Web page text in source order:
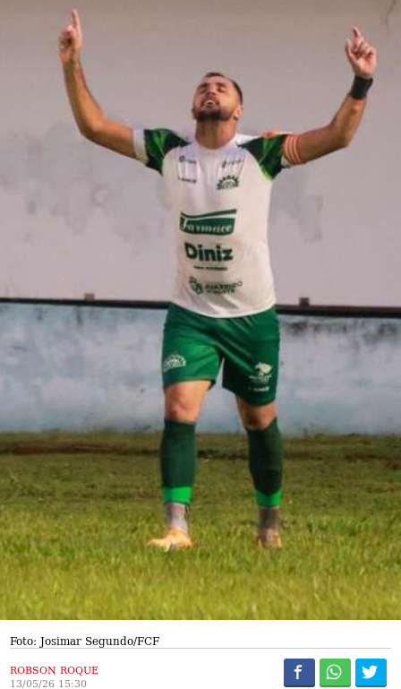
Foto: Josimar Segundo/FCF
ROBSON ROQUE
13/05/26 15:30